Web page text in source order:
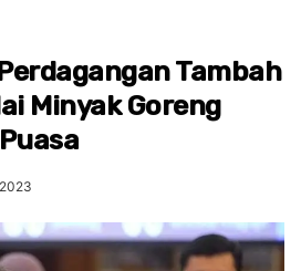
Tambah
Minyak Goreng